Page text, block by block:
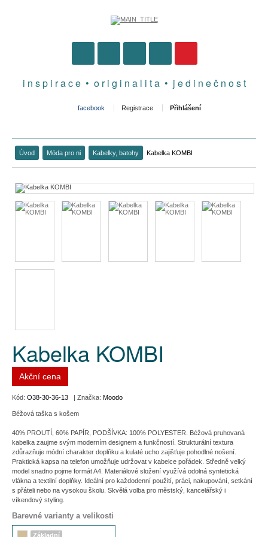
i n s p i r a c e • o r i g i n a l i t a • j e d i n e č n o s t
facebook Registrace Přihlášení
Úvod Móda pro ni Kabelky, batohy Kabelka KOMBI
Kabelka KOMBI
Akční cena
Kód: O38-30-36-13 | Značka: Moodo
Béžová taška s košem
40% PROUTÍ, 60% PAPÍR, PODŠÍVKA: 100% POLYESTER. Béžová pruhovaná
kabelka zaujme svým moderním designem a funkčností. Strukturální textura
zdůrazňuje módní charakter doplňku a kulaté ucho zajišťuje pohodlné nošení.
Praktická kapsa na telefon umožňuje udržovat v kabelce pořádek. Středně velký
model snadno pojme formát A4. Materiálové složení využívá odolná syntetická
vlákna a textilní doplňky. Ideální pro každodenní použití, práci, nakupování, setkání
s přáteli nebo na vysokou školu. Skvělá volba pro městský, kancelářský i
víkendový styling.
Barevné varianty a velikosti
Základní